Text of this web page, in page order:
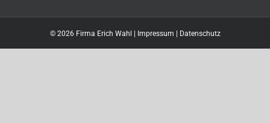
© 2026 Firma Erich Wahl | Impressum Datenschutz